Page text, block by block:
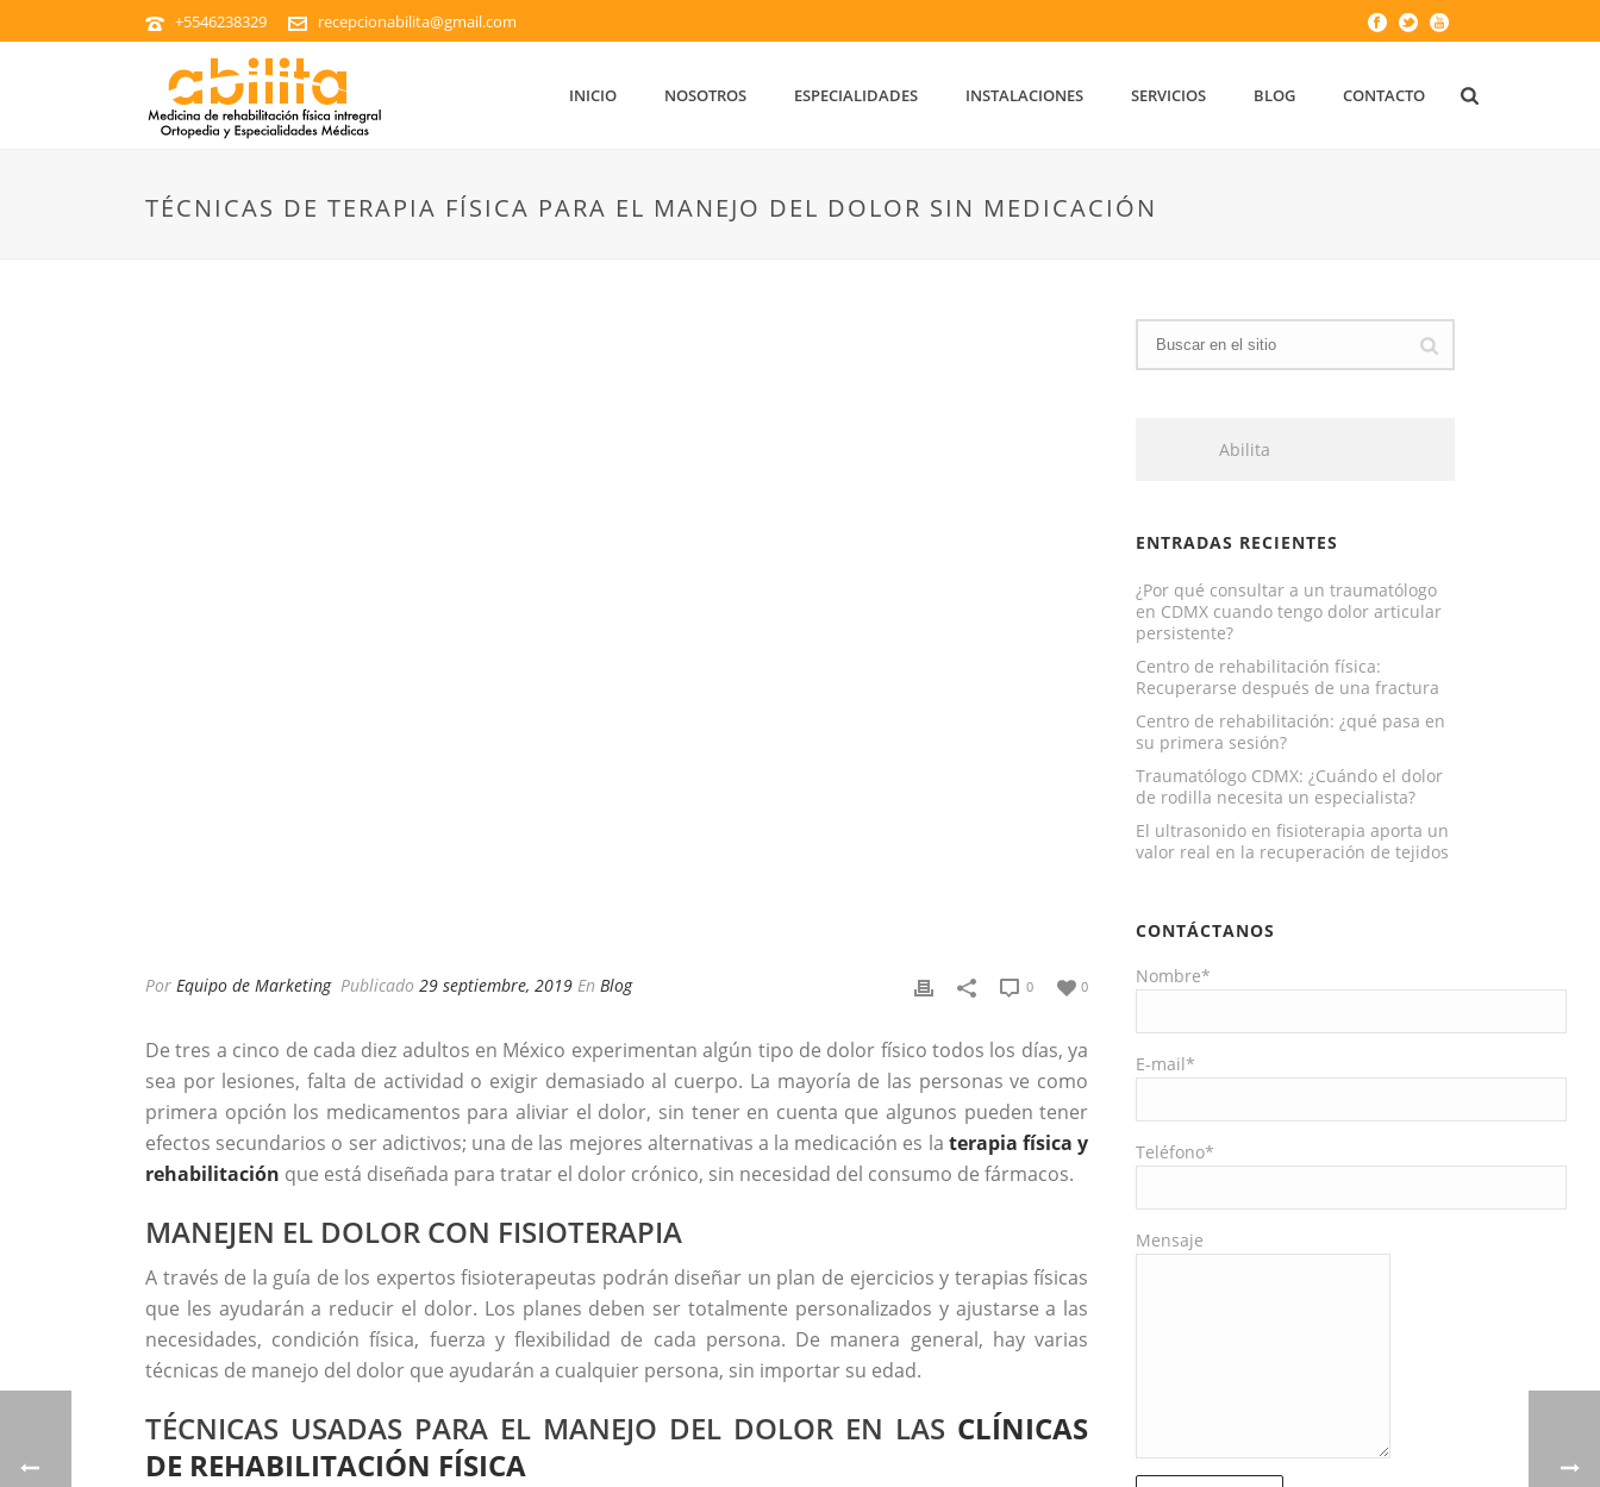
+5546238329 recepcionabilita@gmail.com
INICIO NOSOTROS ESPECIALIDADES INSTALACIONES SERVICIOS BLOG CONTACTO
TÉCNICAS DE TERAPIA FÍSICA PARA EL MANEJO DEL DOLOR SIN MEDICACIÓN
Por Equipo de Marketing Publicado 29 septiembre, 2019 En Blog 0
0
De tres a cinco de cada diez adultos en México experimentan algún tipo de dolor físico todos los días, ya
sea por lesiones, falta de actividad o exigir demasiado al cuerpo. La mayoría de las personas ve como
primera opción los medicamentos para aliviar el dolor, sin tener en cuenta que algunos pueden tener
efectos secundarios o ser adictivos; una de las mejores alternativas a la medicación es la terapia física y
rehabilitación que está diseñada para tratar el dolor crónico, sin necesidad del consumo de fármacos.
MANEJEN EL DOLOR CON FISIOTERAPIA
A través de la guía de los expertos fisioterapeutas podrán diseñar un plan de ejercicios y terapias físicas
que les ayudarán a reducir el dolor. Los planes deben ser totalmente personalizados y ajustarse a las
necesidades, condición física, fuerza y flexibilidad de cada persona. De manera general, hay varias
técnicas de manejo del dolor que ayudarán a cualquier persona, sin importar su edad.
TÉCNICAS USADAS PARA EL MANEJO DEL DOLOR EN LAS CLÍNICAS
DE REHABILITACIÓN FÍSICA
Abilita
ENTRADAS RECIENTES
¿Por qué consultar a un traumatólogo
en CDMX cuando tengo dolor articular
persistente?
Centro de rehabilitación física:
Recuperarse después de una fractura
Centro de rehabilitación: ¿qué pasa en
su primera sesión?
Traumatólogo CDMX: ¿Cuándo el dolor
de rodilla necesita un especialista?
El ultrasonido en fisioterapia aporta un
valor real en la recuperación de tejidos
CONTÁCTANOS
Nombre*
E-mail*
Teléfono*
Mensaje